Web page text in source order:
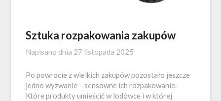
Sztuka rozpakowania zakupów
Napisano dnia 27 listopada 2025
Po powrocie z wielkich zakupów pozostało jeszcze
jedno wyzwanie – sensowne ich rozpakowanie.
Które produkty umieścić w lodówce i w której